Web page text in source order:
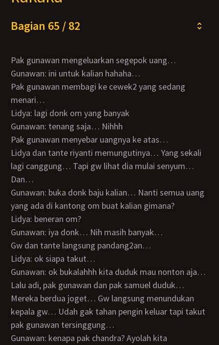
Bagian 65 / 82
Pak gunawan mengeluarkan segepok uang…
Gunawan: ini untuk kalian hahaha…
Pak gunawan membagi ke cewek2 yang sedang
menari…
Lidya: lagi donk om yang banyak
Gunawan: tenang saja… Nihhh
Pak gunawan menyebar uangnya ke atas…
Lidya dan tante riyanti memungutinya… Yang sekali
lagi canggung… Tapi gw lihat dia mulai senyum…
Dan…
Gunawan: buka donk baju kalian… Nanti semua uang
yang ada di kantong om buat kalian gimana?
Lidya: beneran om?
Gunawan: iya donk… Nih masih banyak…
Gw dan tante langsung pandang2an…
Lidya: ok siapa takut…
Gunawan: ok bukalahhh kita duduk mau nonton aja…
Lalu adi, pak gunawan dan pak samuel duduk…
Mereka berdua joget… Gw langsung menundukan
kepala gw… Udah gak tahan pengin keluar tapi takut
pak gunawan tersinggung…
Gunawan: kenapa pak chandra? Ayolah kita